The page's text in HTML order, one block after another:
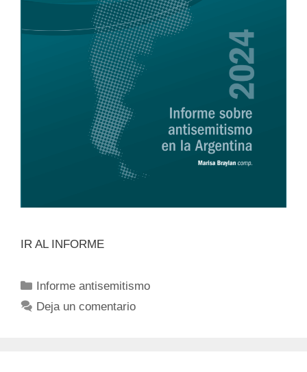
IR AL INFORME
Informe antisemitismo
Deja un comentario